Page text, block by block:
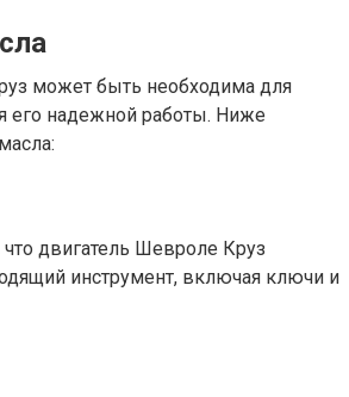
может быть необходима для
его надежной работы. Ниже
двигатель Шевроле Круз
инструмент, включая ключи и